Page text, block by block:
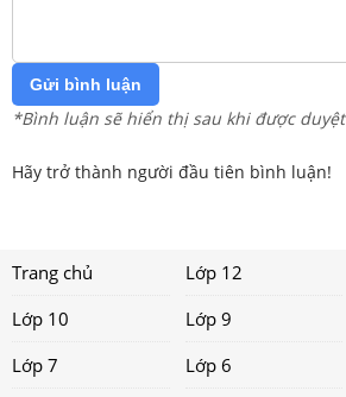
Gửi bình luận
*Bình luận sẽ hiển thị sau khi được duyệt
Hãy trở thành người đầu tiên bình luận!
Trang chủ Lớp 12
Lớp 10
Lớp 9
Lớp 7
Lớp 6